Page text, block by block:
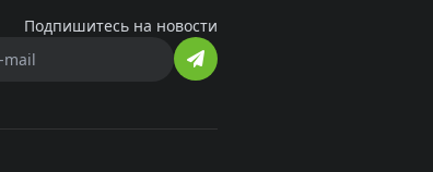
Подпишитесь на новости